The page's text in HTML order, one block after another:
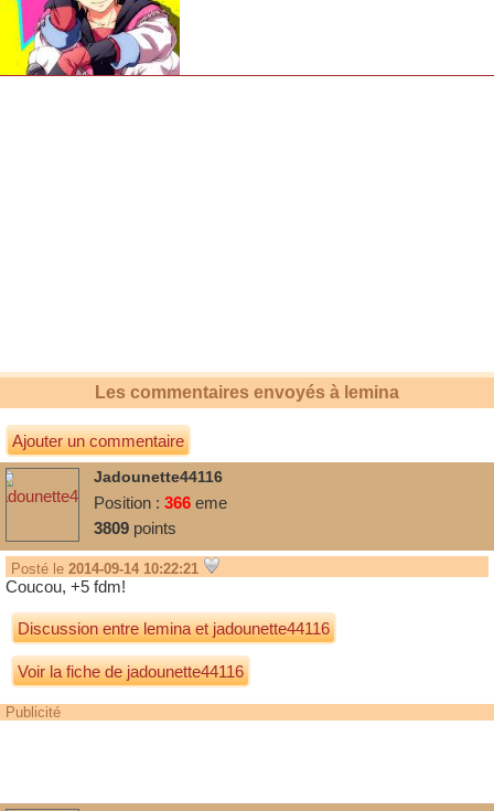
la c ma fiche,
je vai vous praisenter le top 10 des garcon les plus mignion manga
Les commentaires envoyés à lemina
Ajouter un commentaire
Jadounette44116
Position : 366 eme
3809 points
Posté le 2014-09-14 10:22:21
Coucou, +5 fdm!
Discussion entreleminaetjadounette44116
Voir la fiche de jadounette44116
Publicité